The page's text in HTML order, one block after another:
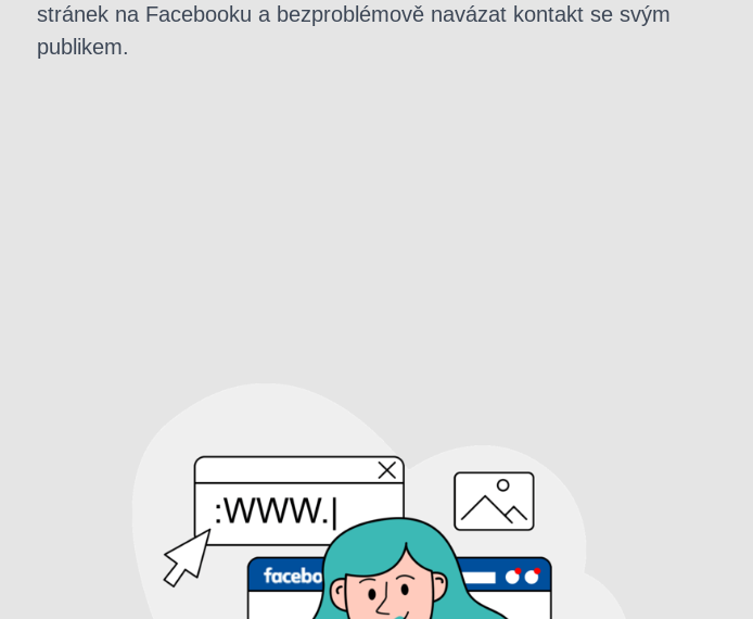
stránek na Facebooku a bezproblémově navázat kontakt se svým
publikem.